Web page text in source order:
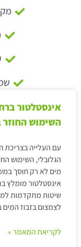
אינסטלטור
השימוש
עם העלייה בצריכת
הגלובלי, השימוש
מים לא רק חוסך
אינסטלטור מומלץ
שיטות מתקדמות
לצמצום בזבוז המים
לקריאת המאמר »